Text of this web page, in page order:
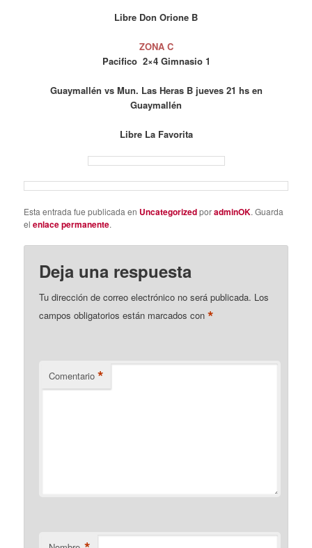
Libre Don Orione B
ZONA C
Pacifico 2×4 Gimnasio 1
Guaymallén vs Mun. Las Heras B jueves 21 hs en
Guaymallén
Libre La Favorita
Esta entrada fue publicada en UncategorizedporadminOK. Guarda
elenlace permanente.
Deja una respuesta
Tu dirección de correo electrónico no será publicada. Los
campos obligatorios están marcados con*
Comentario *